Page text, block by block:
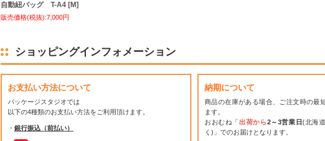
自動紐バッグ T-A4 [M]
販売価格(税抜):7,000円
ショッピングインフォメーション
お支払い方法について
パッケージスタジオでは
以下の4種類のお支払い方法をご利用頂けます。
・ 銀行振込（前払い）
納期について
商品の在庫がある場合、ご注文時の最
ます。
おおむね「出荷から2～3営業日(北海
く)」でのお届けとなります。